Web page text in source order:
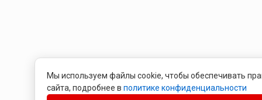
Мы используем файлы cookie, чтобы обеспечивать
сайта, подробнее в политике конфиденциальности